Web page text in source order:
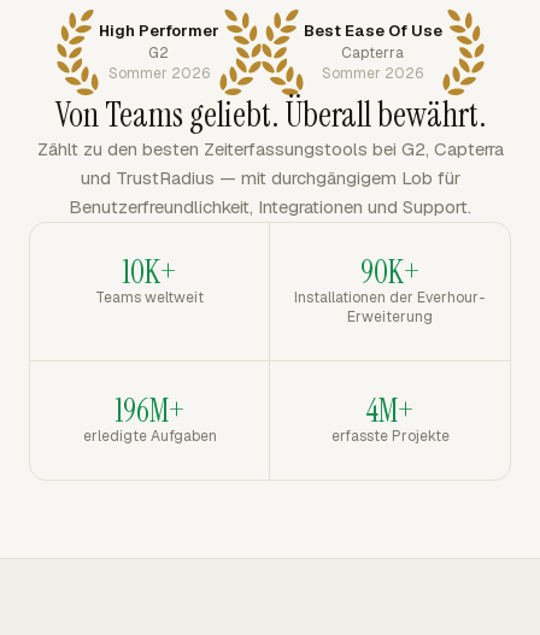
High Performer
G2
Sommer 2026
Best Ease Of Use
Capterra
Sommer 2026
Von Teams geliebt. Überall bewährt.
Zählt zu den besten Zeiterfassungstools bei G2, Capterra
und TrustRadius — mit durchgängigem Lob für
Benutzerfreundlichkeit, Integrationen und Support.
10K+
Teams weltweit
90K+
Installationen der Everhour-
Erweiterung
196M+
erledigte Aufgaben
4M+
erfasste Projekte